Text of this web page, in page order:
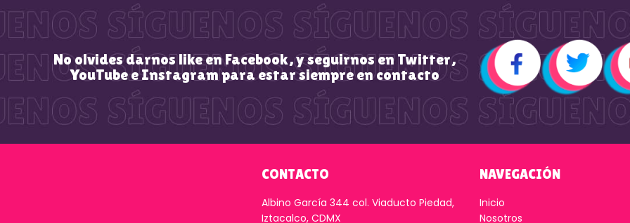
No olvides darnos like en Facebook, y seguirnos en Twitter,
YouTube e Instagram para estar siempre en contacto
CONTACTO
Albino García 344 col. Viaducto Piedad,
Iztacalco, CDMX
NAVEGACIÓN
Inicio
Nosotros